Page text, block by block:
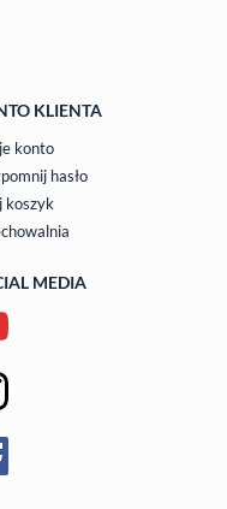
KLIENTA
konto
hasło
koszyk
MEDIA